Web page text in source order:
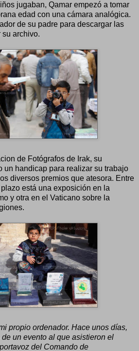
jugaban, Qamar empezó a tomar
edad con una cámara analógica.
de su padre para descargar las
su archivo.
de Fotógrafos de Irak, su
un handicap para realizar su trabajo
diversos premios que atesora. Entre
está una exposición en la
y otra en el Vaticano sobre la
propio ordenador. Hace unos días,
un evento al que asistieron el
del Comando de